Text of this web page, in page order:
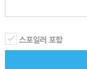
기본에서 벗어난 특수한
상세히 설명한다. 얼굴·신장·머리카락·눈동자·피부색, 운동 능력을 결
정하는 유전자 얼굴, 신장, 머리카락, 눈동자, 피부의 색깔 등 겉모습
은 부모 자식이나 형제끼
스포일러 포함